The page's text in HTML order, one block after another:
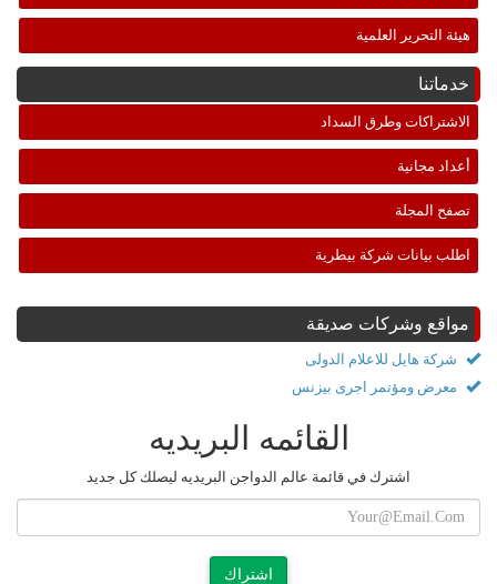
هيئة التحرير العلمية
خدماتنا
الاشتراكات وطرق السداد
أعداد مجانية
تصفح المجلة
اطلب بيانات شركة بيطرية
مواقع وشركات صديقة
شركة هايل للاعلام الدولى
معرض ومؤتمر اجرى بيزنس
القائمه البريديه
اشترك في قائمة عالم الدواجن البريديه ليصلك كل جديد
اشتراك